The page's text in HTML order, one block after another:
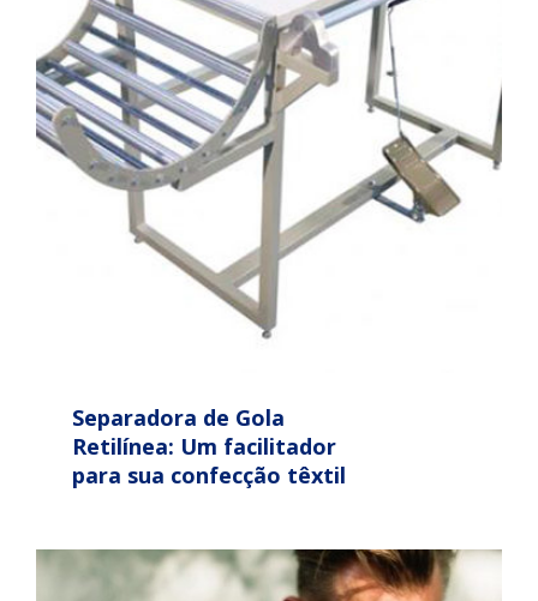
Separadora de Gola
Retilínea: Um facilitador
para sua confecção têxtil